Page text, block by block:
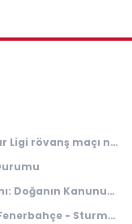
Ligi rövanş maçı ne
Doğanın Kanunu
- Sturm